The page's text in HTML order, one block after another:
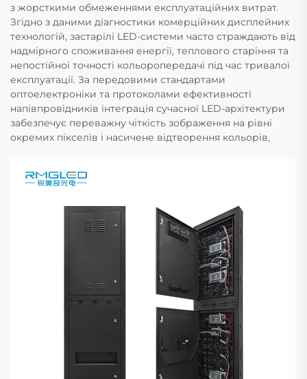
з жорсткими обмеженнями експлуатаційних витрат.
Згідно з даними діагностики комерційних дисплейних
технологій, застарілі LED-системи часто страждають від
надмірного споживання енергії, теплового старіння та
непостійної точності кольоропередачі під час тривалої
експлуатації. За передовими стандартами
оптоелектроніки та протоколами ефективності
напівпровідників інтеграція сучасної LED-архітектури
забезпечує переважну чіткість зображення на рівні
окремих пікселів і насичене відтворення кольорів,